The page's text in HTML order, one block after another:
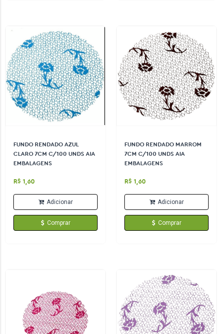
FUNDO RENDADO AZUL
CLARO 7CM C/100 UNDS AIA
EMBALAGENS
R$ 1,60
Adicionar
Comprar
FUNDO RENDADO MARROM
7CM C/100 UNDS AIA
EMBALAGENS
R$ 1,60
Adicionar
Comprar